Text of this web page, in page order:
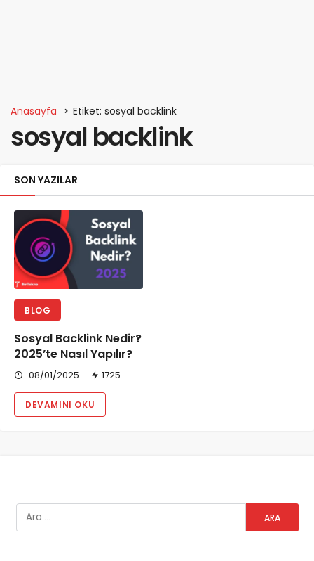
Anasayfa Etiket: sosyal backlink
sosyal backlink
SON YAZILAR
BLOG
Sosyal Backlink Nedir?
2025’te Nasıl Yapılır?
08/01/2025 1725
DEVAMINI OKU